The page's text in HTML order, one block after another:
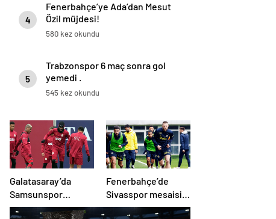
4
Fenerbahçe’ye Ada’dan Mesut
Özil müjdesi!
580 kez okundu
5
Trabzonspor 6 maç sonra gol
yemedi .
545 kez okundu
Galatasaray’da
Samsunspor
mesaisi!
Fenerbahçe’de
Sivasspor mesaisi
başladı!